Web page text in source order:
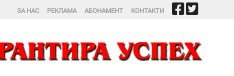
ЗА НАС РЕКЛАМА АБОНАМЕНТ КОНТАКТИ